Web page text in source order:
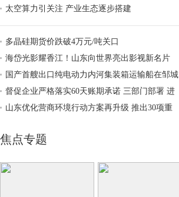
太空算力引关注 产业生态逐步搭建
多晶硅期货价跌破4万元/吨关口
海岱光影耀香江！山东向世界亮出影视新名片
国产首艘出口纯电动力内河集装箱运输船在邹城
下水 山东造“绿舟”驶向国际市场
督促企业严格落实60天账期承诺 三部门部署 进
一步规范新能源汽车产业竞争秩序
山东优化营商环境行动方案再升级 推出30项重
焦点专题